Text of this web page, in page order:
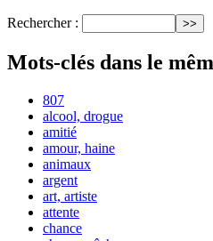
Rechercher :
Mots-clés dans le
807
alcool, drogue
amitié
amour, haine
animaux
argent
art, artiste
attente
chance